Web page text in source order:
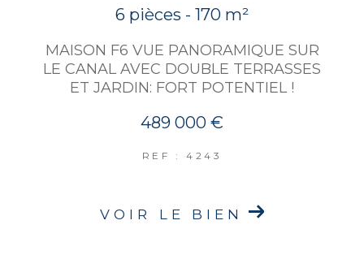
6 pièces - 170 m²
MAISON F6 VUE PANORAMIQUE SUR
LE CANAL AVEC DOUBLE TERRASSES
ET JARDIN: FORT POTENTIEL !
489 000 €
REF : 4243
VOIR LE BIEN